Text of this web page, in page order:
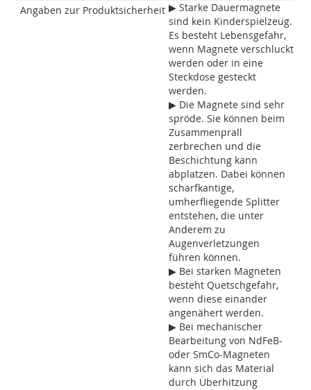
Angaben zur Produktsicherheit ▶ Starke Dauermagnete
sind kein Kinderspielzeug.
Es besteht Lebensgefahr,
wenn Magnete verschluckt
werden oder in eine
Steckdose gesteckt
werden.
▶ Die Magnete sind sehr
spröde. Sie können beim
Zusammenprall
zerbrechen und die
Beschichtung kann
abplatzen. Dabei können
scharfkantige,
umherfliegende Splitter
entstehen, die unter
Anderem zu
Augenverletzungen
führen können.
▶ Bei starken Magneten
besteht Quetschgefahr,
wenn diese einander
angenähert werden.
▶ Bei mechanischer
Bearbeitung von NdFeB-
oder SmCo-Magneten
kann sich das Material
durch Überhitzung